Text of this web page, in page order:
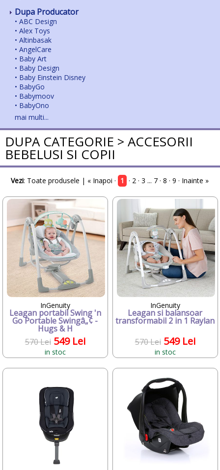
Dupa Producator
• ABC Design
• Alex Toys
• Altinbasak
• AngelCare
• Baby Art
• Baby Design
• Baby Einstein Disney
• BabyGo
• Babymoov
• BabyOno
•BabySwimmer
•BEABA
• Bebe Confort
•Bebe Confort- Mica
•Big Backyard
•Bright Starts
•Britax-Romer
•Candide Franta
Chicco
Chipolino
•Ciao Bimbi
Clayzee activity
clementoni
CLEMENTONI Baby
Concord
•Cybex
• Dunster House
•Editura ALL
•Fillikid
•Fisher-Price
FREDS SWIM ACADEMY
GIOCHI PREZIOSI
Graco
•Happy Hop
•Huggies
InGenuity
Inglesina
inSPORTline
ITALTRIKE
mai multi...
DUPA CATEGORIE > ACCESORII
BEBELUSI SI COPII
Vezi: Toate produsele | « Inapoi · 1 · 2 · 3 ... 7 · 8 · 9 · Inainte »
InGenuity
Leagan portabil Swing 'n
Go Portable Swingâ„¢ -
Hugs & H
570 Lei 549 Lei
in stoc
InGenuity
Leagan si balansoar
transformabil 2 in 1 Raylan
570 Lei 549 Lei
in stoc